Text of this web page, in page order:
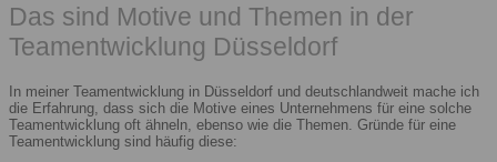
Das sind Motive und Themen in der
Teamentwicklung Düsseldorf
In meiner Teamentwicklung in Düsseldorf und deutschlandweit mache ich
die Erfahrung, dass sich die Motive eines Unternehmens für eine solche
Teamentwicklung oft ähneln, ebenso wie die Themen. Gründe für eine
Teamentwicklung sind häufig diese: